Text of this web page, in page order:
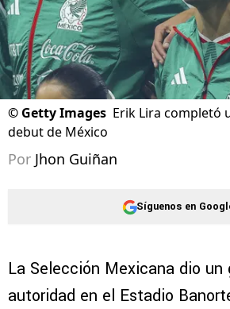
© Getty Images Erik Lira completó
debut de México
Por Jhon Guiñan
Síguenos en
La Selección Mexicana dio un
autoridad en el Estadio